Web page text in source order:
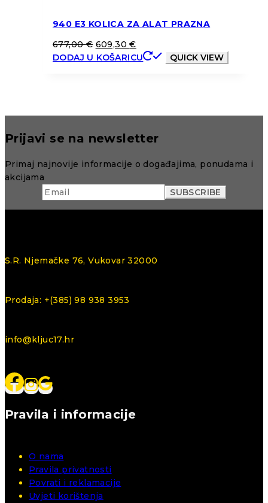
940 E3 KOLICA ZA ALAT PRAZNA
677,00€ 609,30€
DODAJ U KOŠARICU
QUICK VIEW
Prijavi se na newsletter
Primaj najnovije informacije o događajima, ponudama i
akcijama
S.R. Njemačke 76, Vukovar 32000
Prodaja: +(385) 98 938 3953
info@kljuc17.hr
Pravila i informacije
O nama
Pravila privatnosti
Povrati i reklamacije
Uvjeti korištenja